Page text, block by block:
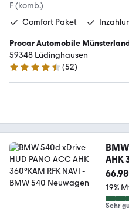
F (komb.)
Comfort Paket
Procar Automobile
59348 Lüdinghausen
4.7 Sterne
(52)
AHK
19%
Sehr